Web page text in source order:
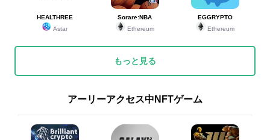
HEALTHREE
Astar
Sorare:NBA
Ethereum
EGGRYPTO
Ethereum
もっと見る
アーリーアクセス中NFTゲーム